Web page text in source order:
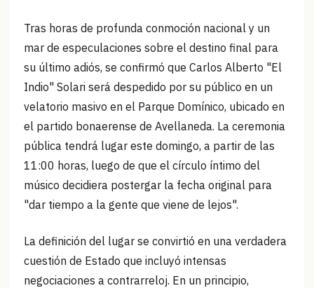
Tras horas de profunda conmoción nacional y un
mar de especulaciones sobre el destino final para
su último adiós, se confirmó que Carlos Alberto "El
Indio" Solari será despedido por su público en un
velatorio masivo en el Parque Domínico, ubicado en
el partido bonaerense de Avellaneda. La ceremonia
pública tendrá lugar este domingo, a partir de las
11:00 horas, luego de que el círculo íntimo del
músico decidiera postergar la fecha original para
"dar tiempo a la gente que viene de lejos".
La definición del lugar se convirtió en una verdadera
cuestión de Estado que incluyó intensas
negociaciones a contrarreloj. En un principio,